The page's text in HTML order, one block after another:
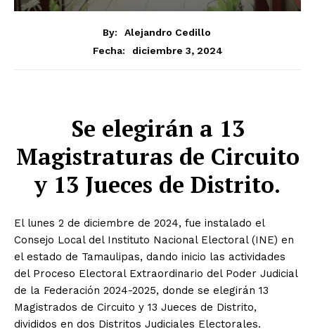
By:
Alejandro Cedillo
Fecha:
diciembre 3, 2024
Se elegirán a 13
Magistraturas de Circuito
y 13 Jueces de Distrito.
El lunes 2 de diciembre de 2024, fue instalado el
Consejo Local del Instituto Nacional Electoral (INE) en
el estado de Tamaulipas, dando inicio las actividades
del Proceso Electoral Extraordinario del Poder Judicial
de la Federación 2024-2025, donde se elegirán 13
Magistrados de Circuito y 13 Jueces de Distrito,
divididos en dos Distritos Judiciales Electorales.